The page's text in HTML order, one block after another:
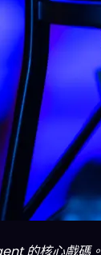
的核心戲碼。